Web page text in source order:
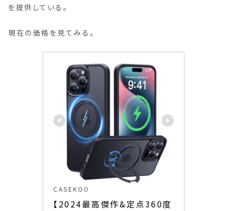
を提供している。
現在の価格を見てみる。
CASEKOO
【2024最高傑作&定点360度